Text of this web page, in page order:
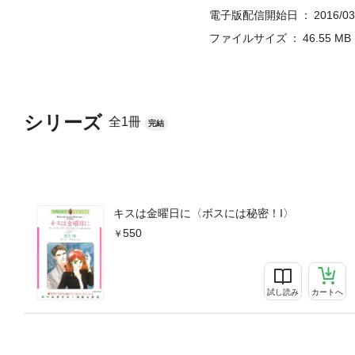
シリーズ 全1冊 完結
キスは金曜日に〈ボスには秘密！I〉
550
試し読み カートへ
電子版配信開始日
2016/
ファイルサイズ
46.55 MB